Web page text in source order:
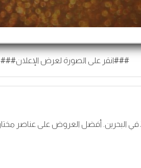
###انقر على الصورة لعرض الإعلان###